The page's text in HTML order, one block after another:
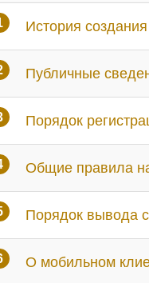
История создания
Публичные
Порядок
Общие правила
Порядок вывода
О мобильном